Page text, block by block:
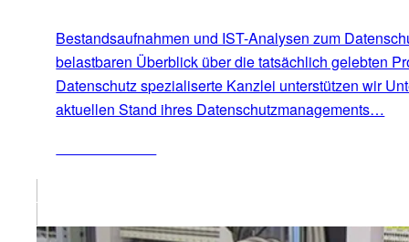
Bestandsaufnahmen und IST-Analysen zum
belastbaren Überblick über die tatsächlich gelebten
Datenschutz spezialiserte Kanzlei unterstützen wir
aktuellen Stand ihres Datenschutzmanagements…